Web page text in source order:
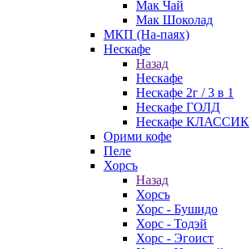
Мак Чай
Мак Шоколад
МКП (На-паях)
Нескафе
Назад
Нескафе
Нескафе 2г / 3 в 1
Нескафе ГОЛД
Нескафе КЛАССИК
Орими кофе
Пеле
Хорсъ
Назад
Хорсъ
Хорс - Бушидо
Хорс - Тодэй
Хорс - Эгоист